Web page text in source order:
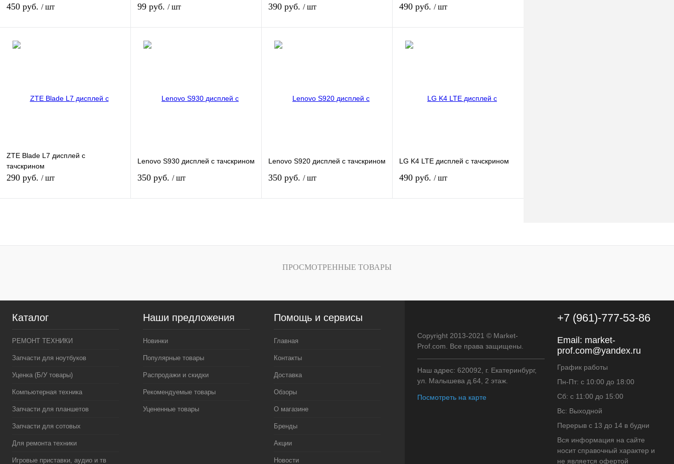
450 руб. / шт
наличии
99 руб. / шт
наличии
390 руб. / шт
наличии
490 руб. / шт
наличии
ZTE Blade L7 дисплей с
тачскрином
290 руб. / шт
Lenovo S930 дисплей с тачскрином
350 руб. / шт
Lenovo S920 дисплей с тачскрином
350 руб. / шт
наличии
LG K4 LTE дисплей с тачскрином
490 руб. / шт
ПРОСМОТРЕННЫЕ ТОВАРЫ
Каталог
РЕМОНТ ТЕХНИКИ
Запчасти для ноутбуков
Уценка (Б/У товары)
Компьютерная техника
Запчасти для планшетов
Запчасти для сотовых
Для ремонта техники
Игровые приставки, аудио и тв
Наши предложения
Новинки
Популярные товары
Распродажи и скидки
Рекомендуемые товары
Уцененные товары
Помощь и сервисы
Главная
Контакты
Доставка
Обзоры
О магазине
Бренды
Акции
Новости
Copyright 2013-2021 © Market-
Prof.com. Все права защищены.
Наш адрес: 620092, г. Екатеринбург,
ул. Малышева д.64, 2 этаж.
Посмотреть на карте
+7 (961)-777-53-86
Email: market-
prof.com@yandex.ru
График работы
Пн-Пт: с 10:00 до 18:00
Сб: с 11:00 до 15:00
Вс: Выходной
Перерыв с 13 до 14 в будни
Вся информация на сайте
носит справочный характер и
не является офертой